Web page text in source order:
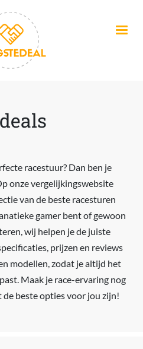
racestuur? Dan ben je
onze vergelijkingswebsite
van de beste racesturen
gamer bent of gewoon
wij helpen je de juiste
prijzen en reviews
modellen, zodat je altijd het
Maak je race-ervaring nog
beste opties voor jou zijn!